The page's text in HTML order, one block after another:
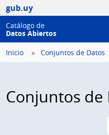
gub.uy
Catálogo de
Datos Abiertos
Inicio Conjuntos de Datos
Conjuntos de